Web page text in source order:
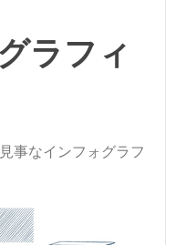
ラフィ
事なインフォグラフ